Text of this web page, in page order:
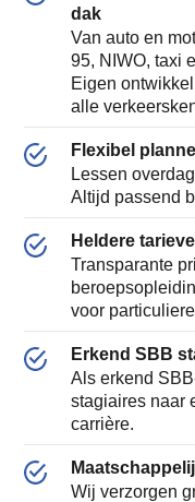
dak
Van auto en
95, NIWO, taxi
Eigen
alle
Flexibel
Lessen
Altijd passend
Heldere
Transparante
voor
Erkend SBB
Als erkend
stagiaires naar
carrière.
Wij verzorgen